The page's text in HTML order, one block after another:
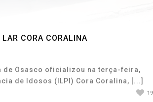
CORA CORALINA
de Osasco oficializou na terça-feira,
de Idosos (ILPI) Cora Coralina, [...]
19